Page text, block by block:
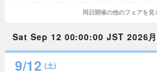
同日開催の他のフェアを見
Sat Sep 12 00:00:00 JST 2026月
9/12 (土)